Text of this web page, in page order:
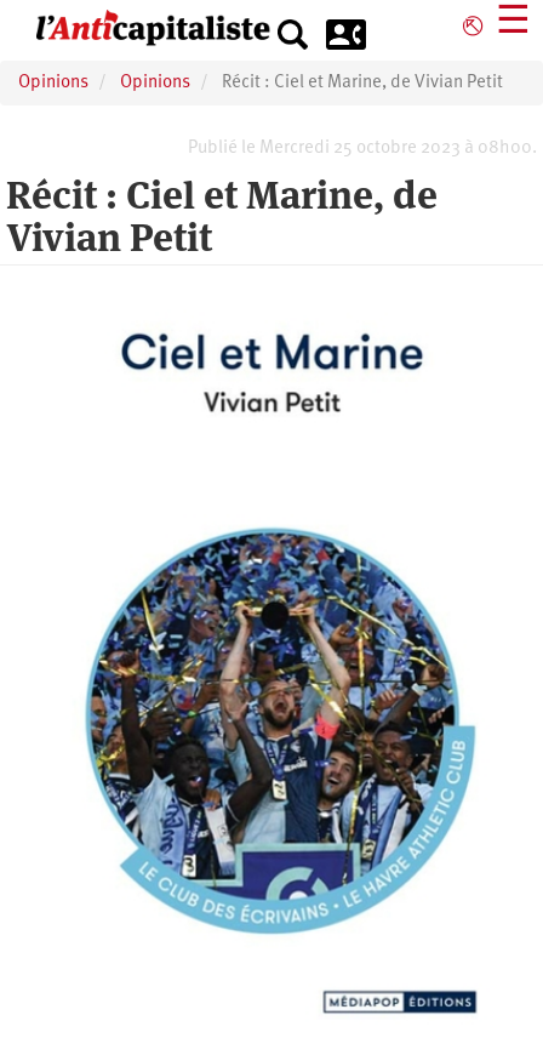
principal
⎋ ☰
Opinions Opinions Récit : Ciel et Marine, de Vivian Petit
Publié le Mercredi 25 octobre 2023 à 08h00.
Récit : Ciel et Marine, de
Vivian Petit